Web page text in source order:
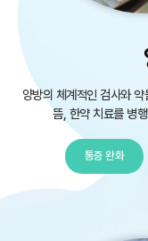
양방의 체계적인 검사와
뜸, 한약 치료를 병
통증 완화